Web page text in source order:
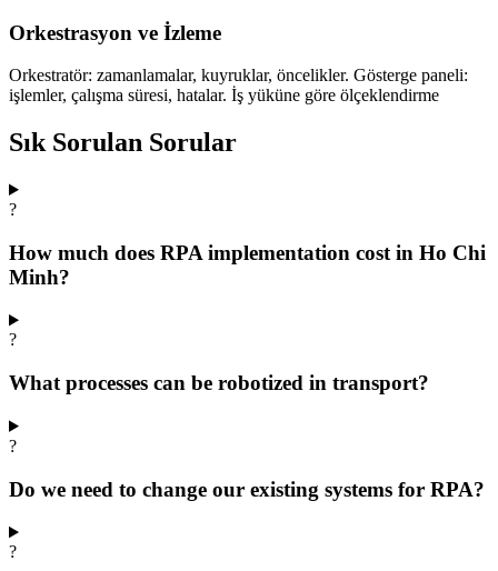
Orkestrasyon ve İzleme
Orkestratör: zamanlamalar, kuyruklar, öncelikler. Gösterge paneli:
işlemler, çalışma süresi, hatalar. İş yüküne göre ölçeklendirme
Sık Sorulan Sorular
?
How much does RPA implementation cost in Ho Chi
Minh?
?
What processes can be robotized in transport?
?
Do we need to change our existing systems for RPA?
?